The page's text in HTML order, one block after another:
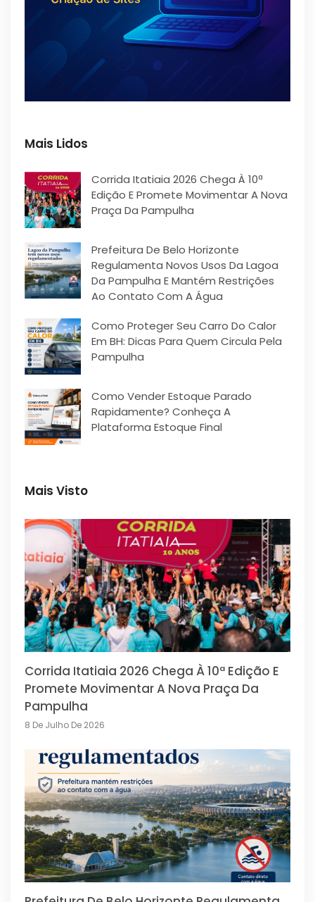
Mais Lidos
Corrida Itatiaia 2026 Chega À 10ª
Edição E Promete Movimentar A Nova
Praça Da Pampulha
Prefeitura De Belo Horizonte
Regulamenta Novos Usos Da Lagoa
Da Pampulha E Mantém Restrições
Ao Contato Com A Água
Como Proteger Seu Carro Do Calor
Em BH: Dicas Para Quem Circula Pela
Pampulha
Como Vender Estoque Parado
Rapidamente? Conheça A
Plataforma Estoque Final
Mais Visto
Corrida Itatiaia 2026 Chega À 10ª Edição E
Promete Movimentar A Nova Praça Da
Pampulha
8 De Julho De 2026